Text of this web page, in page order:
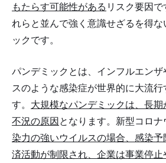
もたらす可能性がある リスク要因
れらと並んで強く意識せざるを得な
ックです。
パンデミックとは、インフルエン
スのような感染症が世界的に大流行
す。 大規模なパンデミックは、長
不況の原因となります。新型コロ
染力の強いウイルスの場合、感染
済活動が制限され、企業は事業停